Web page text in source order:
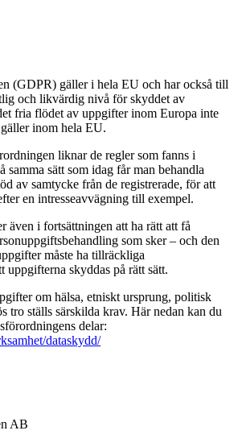
(GDPR) gäller i hela EU och har också till
och likvärdig nivå för skyddet av
fria flödet av uppgifter inom Europa inte
inom hela EU.
liknar de regler som fanns i
samma sätt som idag får man behandla
av samtycke från de registrerade, för att
en intresseavvägning till exempel.
även i fortsättningen att ha rätt att få
som sker – och den
måste ha tillräckliga
uppgifterna skyddas på rätt sätt.
om hälsa, etniskt ursprung, politisk
tro ställs särskilda krav. Här nedan kan du
delar:
dataskydd/
AB